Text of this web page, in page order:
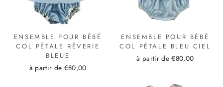
ENSEMBLE POUR BÉBÉ
COL PÉTALE RÊVERIE
BLEUE
à partir de €80,00
ENSEMBLE POUR BÉBÉ
COL PÉTALE BLEU CIEL
à partir de €80,00